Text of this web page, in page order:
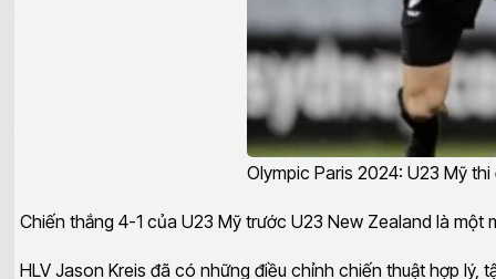
Olympic Paris 2024: U23 Mỹ
Chiến thắng 4-1 của U23 Mỹ trước U23 New Zealand là
HLV Jason Kreis đã có những điều chỉnh chiến thuật hợp lý,